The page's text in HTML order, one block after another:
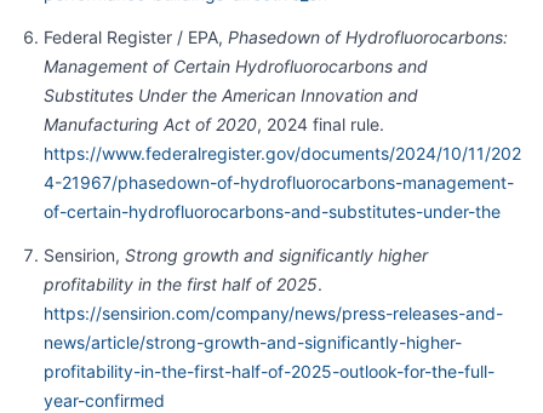
Federal Register / EPA, Phasedown of Hydrofluorocarbons:
Management of Certain Hydrofluorocarbons and
Substitutes Under the American Innovation and
Manufacturing Act of 2020, 2024 final rule.
https://www.federalregister.gov/documents/2024/10/11/202
4-21967/phasedown-of-hydrofluorocarbons-management-
of-certain-hydrofluorocarbons-and-substitutes-under-the
Sensirion, Strong growth and significantly higher
profitability in the first half of 2025.
https://sensirion.com/company/news/press-releases-and-
news/article/strong-growth-and-significantly-higher-
profitability-in-the-first-half-of-2025-outlook-for-the-full-
year-confirmed